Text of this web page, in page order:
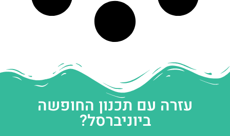
עזרה עם תכנון החופשה
ביוניברסל?